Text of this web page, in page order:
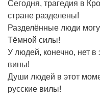
Сегодня, трагедия в
стране разделены!
Разделённые люди
Тёмной силы!
У людей, конечно, нет в
вины!
Души людей в этот
русские вилы!